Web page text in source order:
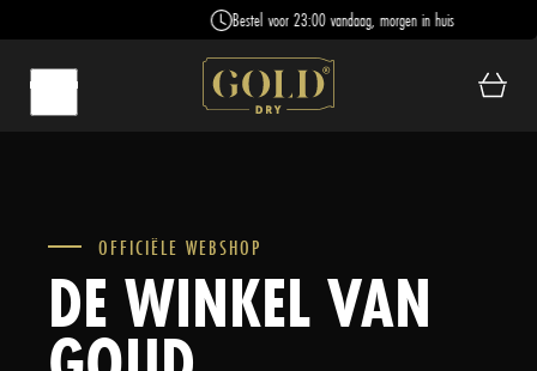
Bestel voor 23:00 vandaag, morgen in huis
OFFICIËLE WEBSHOP
DE WINKEL VAN